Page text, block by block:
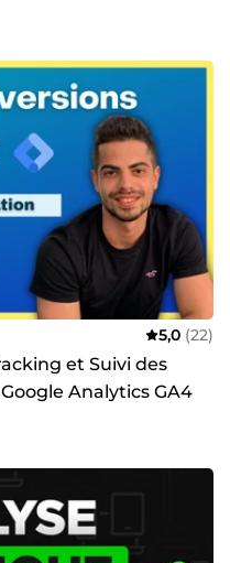
5,0 (22)
et Suivi des
Analytics GA4